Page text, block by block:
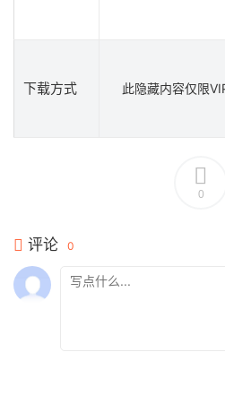
下载方式 此隐藏内容仅限
0
评论 0